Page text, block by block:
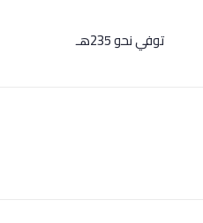
توفي نحو 235هـ